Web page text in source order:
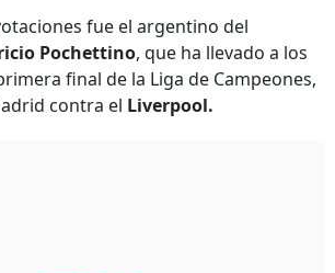
fue el argentino del
Pochettino, que ha llevado a los
final de la Liga de Campeones,
contra el Liverpool.